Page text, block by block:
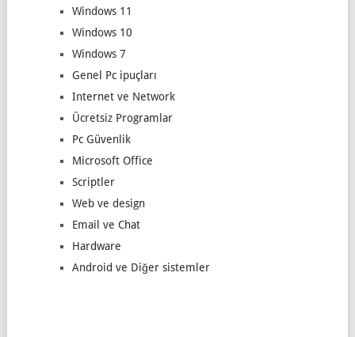
Windows 11
Windows 10
Windows 7
Genel Pc ipuçları
Internet ve Network
Ücretsiz Programlar
Pc Güvenlik
Microsoft Office
Scriptler
Web ve design
Email ve Chat
Hardware
Android ve Diğer sistemler